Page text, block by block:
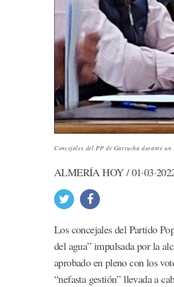
Concejales del PP de Garrucha durante un
ALMERÍA HOY /
Los concejales del Partido
del agua” impulsada por la
aprobado en pleno con los
“nefasta gestión” llevada a